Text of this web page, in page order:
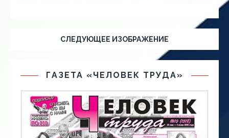
СЛЕДУЮЩЕЕ ИЗОБРАЖЕНИЕ
ГАЗЕТА «ЧЕЛОВЕК ТРУДА»